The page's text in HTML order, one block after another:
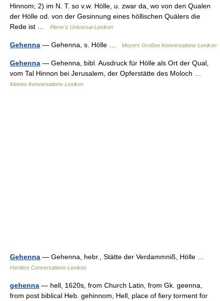
Hinnom; 2) im N. T. so v.w. Hölle, u. zwar da, wo von den Qualen
der Hölle od. von der Gesinnung eines höllischen Quälers die
Rede ist …
Pierer's Universal-Lexikon
Gehenna — Gehenna, s. Hölle … Meyers Großes Konversations-Lexikon
Gehenna — Gehenna, bibl. Ausdruck für Hölle als Ort der Qual,
vom Tal Hinnon bei Jerusalem, der Opferstätte des Moloch …
Kleines Konversations-Lexikon
Gehenna — Gehenna, hebr., Stätte der Verdammniß, Hölle …
Herders Conversations-Lexikon
gehenna — hell, 1620s, from Church Latin, from Gk. geenna,
from post biblical Heb. gehinnom, Hell, place of fiery torment for